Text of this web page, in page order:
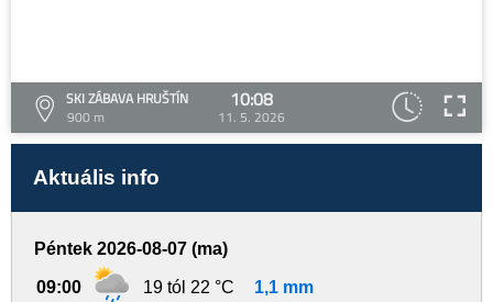
SKI ZÁBAVA HRUŠTÍN
900 m
10:08
11. 5. 2026
Aktuális info
Péntek 2026-08-07 (ma)
09:00 19 tól 22 °C 1,1 mm